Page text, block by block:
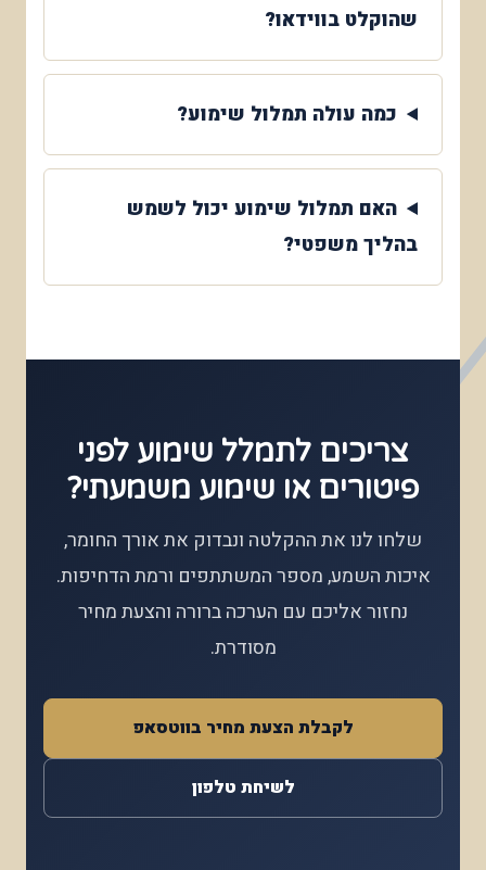
שהוקלט בווידאו?
כמה עולה תמלול שימוע?
האם תמלול שימוע יכול לשמש
בהליך משפטי?
צריכים לתמלל שימוע לפני
פיטורים או שימוע משמעתי?
שלחו לנו את ההקלטה ונבדוק את אורך החומר,
איכות השמע, מספר המשתתפים ורמת הדחיפות.
נחזור אליכם עם הערכה ברורה והצעת מחיר
מסודרת.
לקבלת הצעת מחיר בווטסאפ
לשיחת טלפון